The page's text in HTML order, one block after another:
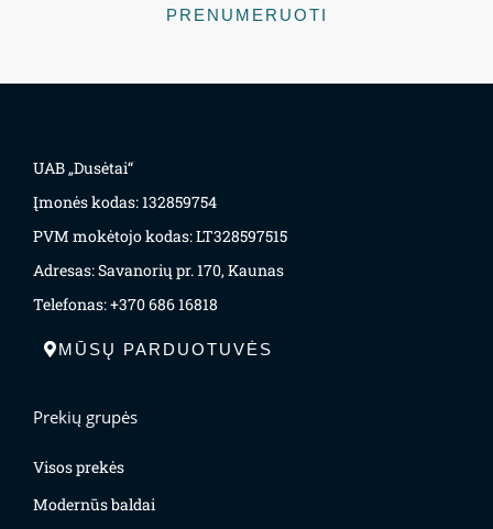
PRENUMERUOTI
UAB „Dusėtai“
Įmonės kodas: 132859754
PVM mokėtojo kodas: LT328597515
Adresas: Savanorių pr. 170, Kaunas
Telefonas: +370 686 16818
MŪSŲ PARDUOTUVĖS
Prekių grupės
Visos prekės
Modernūs baldai